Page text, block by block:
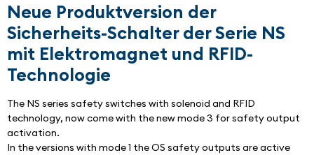
Neue Produktversion der
Sicherheits-Schalter der Serie NS
mit Elektromagnet und RFID-
Technologie
The NS series safety switches with solenoid and RFID
technology, now come with the new mode 3 for safety output
activation.
In the versions with mode 1 the OS safety outputs are active